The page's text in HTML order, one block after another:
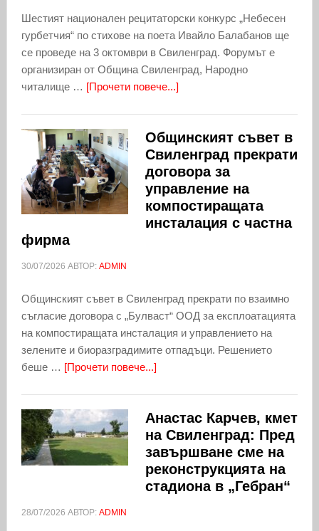
Шестият национален рецитаторски конкурс „Небесен
гурбетчия“ по стихове на поета Ивайло Балабанов ще
се проведе на 3 октомври в Свиленград. Форумът е
организиран от Община Свиленград, Народно
читалище … [Прочети повече...]
Общинският съвет в
Свиленград прекрати
договора за
управление на
компостиращата
инсталация с частна
фирма
30/07/2026 АВТОР: ADMIN
Общинският съвет в Свиленград прекрати по взаимно
съгласие договора с „Булваст“ ООД за експлоатацията
на компостиращата инсталация и управлението на
зелените и биоразградимите отпадъци. Решението
беше … [Прочети повече...]
Анастас Карчев, кмет
на Свиленград: Пред
завършване сме на
реконструкцията на
стадиона в „Гебран“
28/07/2026 АВТОР: ADMIN